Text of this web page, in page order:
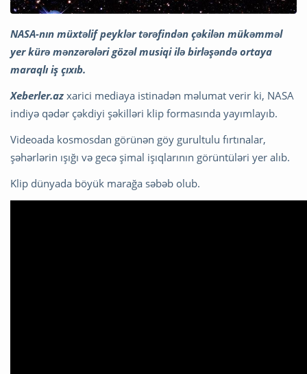
NASA-nın müxtəlif peyklər tərəfindən çəkilən mükəmməl
yer kürə mənzərələri gözəl musiqi ilə birləşəndə ortaya
maraqlı iş çıxıb.
Xeberler.az xarici mediaya istinadən məlumat verir ki, NASA
indiyə qədər çəkdiyi şəkilləri klip formasında yayımlayıb.
Videoada kosmosdan görünən göy gurultulu fırtınalar,
şəhərlərin ışığı və gecə şimal işıqlarının görüntüləri yer alıb.
Klip dünyada böyük marağa səbəb olub.